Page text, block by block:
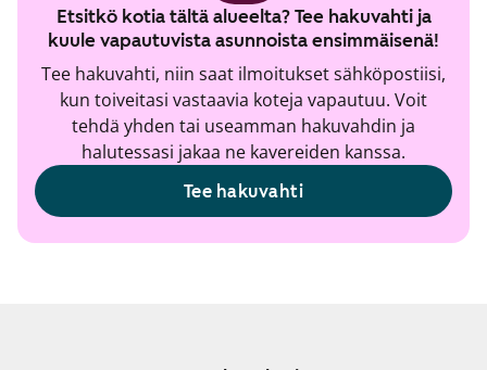
Etsitkö kotia tältä alueelta? Tee hakuvahti ja
kuule vapautuvista asunnoista ensimmäisenä!
Tee hakuvahti, niin saat ilmoitukset sähköpostiisi,
kun toiveitasi vastaavia koteja vapautuu. Voit
tehdä yhden tai useamman hakuvahdin ja
halutessasi jakaa ne kavereiden kanssa.
Tee hakuvahti